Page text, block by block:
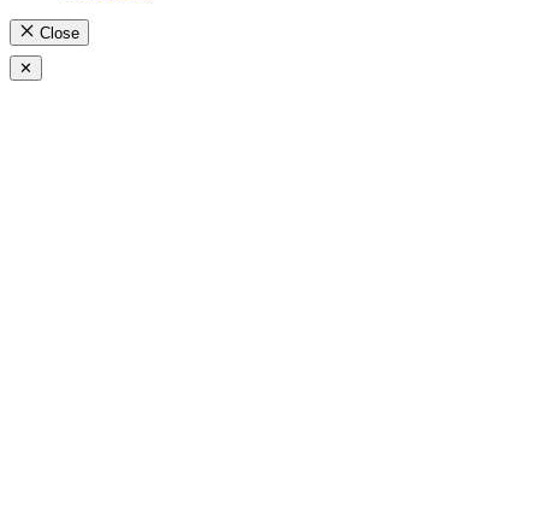
Close
✕